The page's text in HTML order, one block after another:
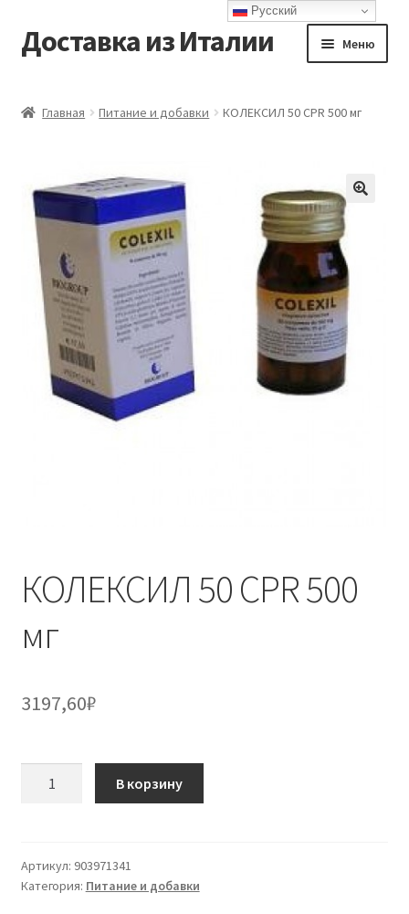
Перейти
к
Перейти
к
Доставка из Италии Меню
Контакты
Корзина
Мой аккаунт
Оформление заказа
Главная Питание и добавки КОЛЕКСИЛ 50 CPR 500 мг
КОЛЕКСИЛ 50 CPR 500
мг
3197,60₽
CPR
500
В корзину
Артикул: 903971341
Категория: Питание и добавки
Русский